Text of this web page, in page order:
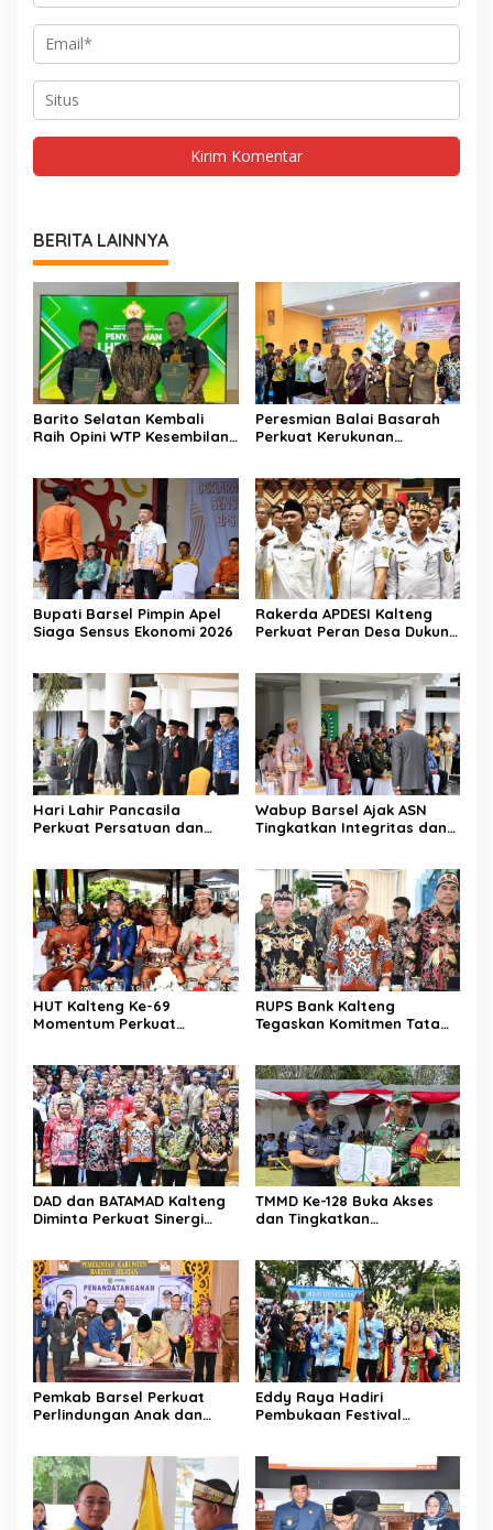
BERITA LAINNYA
Barito Selatan Kembali
Raih Opini WTP Kesembilan
Peresmian Balai Basarah
Perkuat Kerukunan
Bupati Barsel Pimpin Apel
Siaga Sensus Ekonomi 2026
Rakerda APDESI Kalteng
Perkuat Peran Desa Dukung
Hari Lahir Pancasila
Perkuat Persatuan dan
Wabup Barsel Ajak ASN
Tingkatkan Integritas dan
HUT Kalteng Ke-69
Momentum Perkuat
RUPS Bank Kalteng
Tegaskan Komitmen Tata
DAD dan BATAMAD Kalteng
Diminta Perkuat Sinergi
TMMD Ke-128 Buka Akses
dan Tingkatkan
Pemkab Barsel Perkuat
Perlindungan Anak dan
Eddy Raya Hadiri
Pembukaan Festival